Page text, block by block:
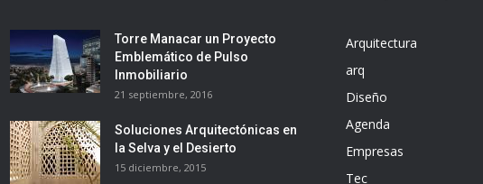
Torre Manacar un Proyecto
Emblemático de Pulso
Inmobiliario
21 septiembre, 2016
Soluciones Arquitectónicas en
la Selva y el Desierto
15 diciembre, 2015
Arquitectura
arq
Diseño
Agenda
Empresas
Tec